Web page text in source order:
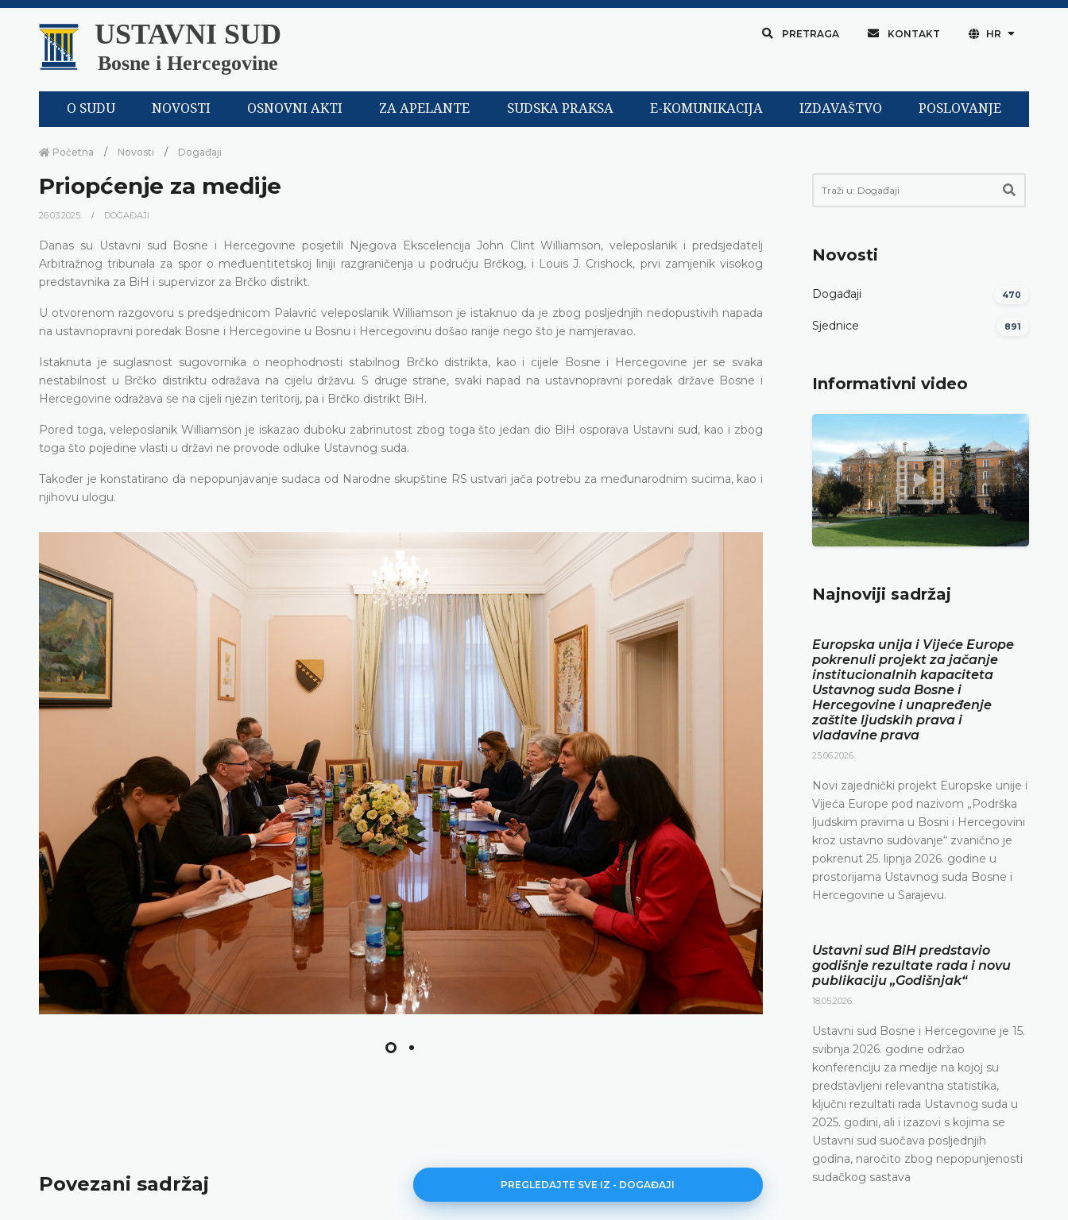
USTAVNI SUD
Bosne i Hercegovine
PRETRAGA KONTAKT HR
O SUDU NOVOSTI OSNOVNI AKTI ZA APELANTE SUDSKA PRAKSA E-KOMUNIKACIJA IZDAVAŠTVO POSLOVANJE
Početna Novosti Događaji
Priopćenje za medije
26.03.2025. DOGAĐAJI
Danas su Ustavni sud Bosne i Hercegovine posjetili Njegova Ekscelencija John Clint Williamson, veleposlanik i predsjedatelj
Arbitražnog tribunala za spor o međuentitetskoj liniji razgraničenja u području Brčkog, i Louis J. Crishock, prvi zamjenik visokog
predstavnika za BiH i supervizor za Brčko distrikt.
U otvorenom razgovoru s predsjednicom Palavrić veleposlanik Williamson je istaknuo da je zbog posljednjih nedopustivih napada
na ustavnopravni poredak Bosne i Hercegovine u Bosnu i Hercegovinu došao ranije nego što je namjeravao.
Istaknuta je suglasnost sugovornika o neophodnosti stabilnog Brčko distrikta, kao i cijele Bosne i Hercegovine jer se svaka
nestabilnost u Brčko distriktu odražava na cijelu državu. S druge strane, svaki napad na ustavnopravni poredak države Bosne i
Hercegovine odražava se na cijeli njezin teritorij, pa i Brčko distrikt BiH.
Pored toga, veleposlanik Williamson je iskazao duboku zabrinutost zbog toga što jedan dio BiH osporava Ustavni sud, kao i zbog
toga što pojedine vlasti u državi ne provode odluke Ustavnog suda.
Također je konstatirano da nepopunjavanje sudaca od Narodne skupštine RS ustvari jača potrebu za međunarodnim sucima, kao i
njihovu ulogu.
Povezani sadržaj PREGLEDAJTE SVE IZ - DOGAĐAJI
Novosti
Događaji 470
Sjednice 891
Informativni video
Najnoviji sadržaj
Europska unija i Vijeće Europe
pokrenuli projekt za jačanje
institucionalnih kapaciteta
Ustavnog suda Bosne i
Hercegovine i unapređenje
zaštite ljudskih prava i
vladavine prava
25.06.2026.
Novi zajednički projekt Europske unije i
Vijeća Europe pod nazivom „Podrška
ljudskim pravima u Bosni i Hercegovini
kroz ustavno sudovanje“ zvanično je
pokrenut 25. lipnja 2026. godine u
prostorijama Ustavnog suda Bosne i
Hercegovine u Sarajevu.
Ustavni sud BiH predstavio
godišnje rezultate rada i novu
publikaciju „Godišnjak“
18.05.2026.
Ustavni sud Bosne i Hercegovine je 15.
svibnja 2026. godine održao
konferenciju za medije na kojoj su
predstavljeni relevantna statistika,
ključni rezultati rada Ustavnog suda u
2025. godini, ali i izazovi s kojima se
Ustavni sud suočava posljednjih
godina, naročito zbog nepopunjenosti
sudačkog sastava